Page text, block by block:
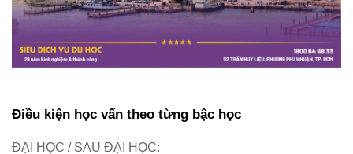
Điều kiện học vấn theo từng bậc học
ĐẠI HỌC / SAU ĐẠI HỌC: